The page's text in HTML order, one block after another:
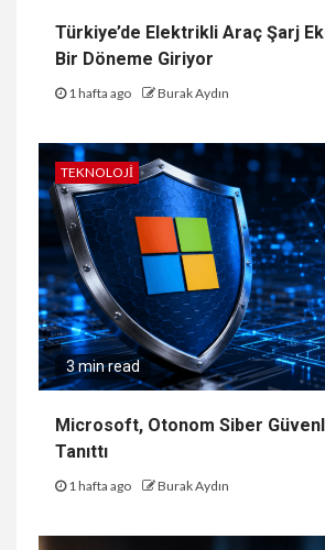
Türkiye’de Elektrikli Araç Şarj
Bir Döneme Giriyor
1 hafta ago Burak Aydın
TEKNOLOJI
3 min read
Microsoft, Otonom Siber
Tanıttı
1 hafta ago Burak Aydın